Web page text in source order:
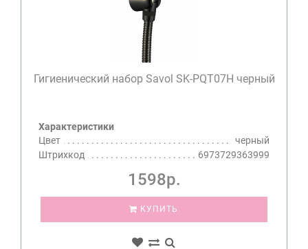
Гигиенический набор Savol SK-PQT07H черный
Характеристики
Цвет
черный
Штрихкод
6973729363999
1598р.
КУПИТЬ